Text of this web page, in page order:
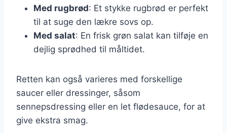
Med rugbrød: Et stykke rugbrød er perfekt
til at suge den lækre sovs op.
Med salat: En frisk grøn salat kan tilføje en
dejlig sprødhed til måltidet.
Retten kan også varieres med forskellige
saucer eller dressinger, såsom
sennepsdressing eller en let flødesauce, for at
give ekstra smag.